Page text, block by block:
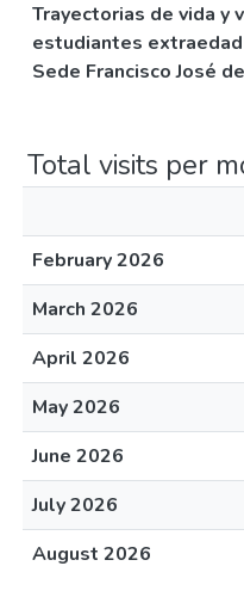
Trayectorias de vida y
estudiantes
Sede Francisco José
Total visits per
February 2026
March 2026
April 2026
May 2026
June 2026
July 2026
August 2026